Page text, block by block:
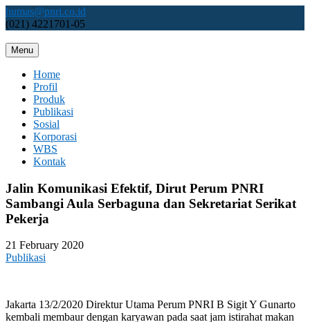
Skip
to
humas@pnri.co.id
(021) 4221701-05
Perum PNRI
Menu
Home
Profil
Produk
Publikasi
Sosial
Korporasi
WBS
Kontak
Jalin Komunikasi Efektif, Dirut Perum PNRI
Sambangi Aula Serbaguna dan Sekretariat Serikat
Pekerja
21 February 2020
Publikasi
Jakarta 13/2/2020 Direktur Utama Perum PNRI B Sigit Y Gunarto
kembali membaur dengan karyawan pada saat jam istirahat makan